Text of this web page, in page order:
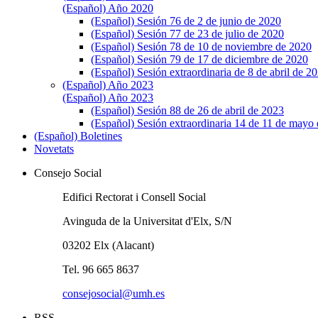
(Español) Año 2020
(Español) Sesión 76 de 2 de junio de 2020
(Español) Sesión 77 de 23 de julio de 2020
(Español) Sesión 78 de 10 de noviembre de 2020
(Español) Sesión 79 de 17 de diciembre de 2020
(Español) Sesión extraordinaria de 8 de abril de
(Español) Año 2023
(Español) Año 2023
(Español) Sesión 88 de 26 de abril de 2023
(Español) Sesión extraordinaria 14 de 11 de mayo
(Español) Boletines
Novetats
Consejo Social
Edifici Rectorat i Consell Social
Avinguda de la Universitat d'Elx, S/N
03202 Elx (Alacant)
Tel. 96 665 8637
consejosocial@umh.es